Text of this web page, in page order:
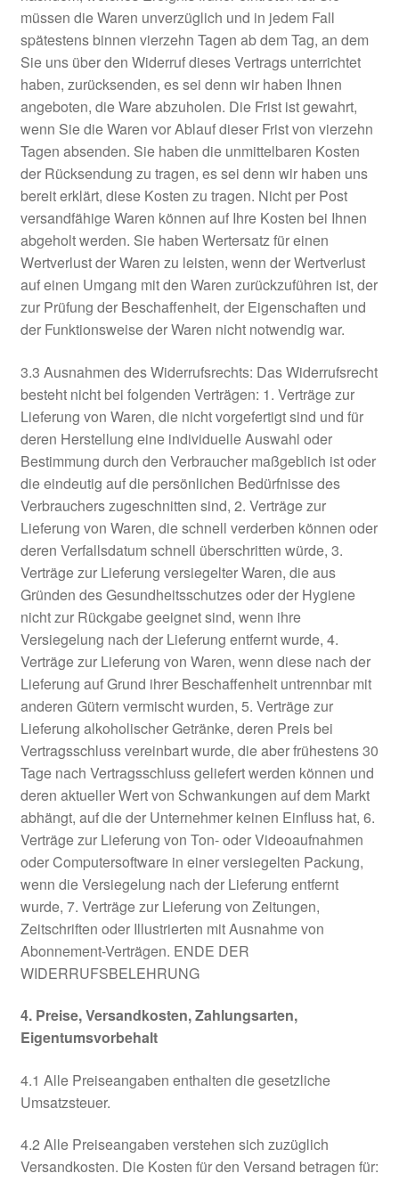
müssen die Waren unverzüglich und in jedem Fall
spätestens binnen vierzehn Tagen ab dem Tag, an dem
Sie uns über den Widerruf dieses Vertrags unterrichtet
haben, zurücksenden, es sei denn wir haben Ihnen
angeboten, die Ware abzuholen. Die Frist ist gewahrt,
wenn Sie die Waren vor Ablauf dieser Frist von vierzehn
Tagen absenden. Sie haben die unmittelbaren Kosten
der Rücksendung zu tragen, es sei denn wir haben uns
bereit erklärt, diese Kosten zu tragen. Nicht per Post
versandfähige Waren können auf Ihre Kosten bei Ihnen
abgeholt werden. Sie haben Wertersatz für einen
Wertverlust der Waren zu leisten, wenn der Wertverlust
auf einen Umgang mit den Waren zurückzuführen ist, der
zur Prüfung der Beschaffenheit, der Eigenschaften und
der Funktionsweise der Waren nicht notwendig war.
3.3 Ausnahmen des Widerrufsrechts: Das Widerrufsrecht
besteht nicht bei folgenden Verträgen: 1. Verträge zur
Lieferung von Waren, die nicht vorgefertigt sind und für
deren Herstellung eine individuelle Auswahl oder
Bestimmung durch den Verbraucher maßgeblich ist oder
die eindeutig auf die persönlichen Bedürfnisse des
Verbrauchers zugeschnitten sind, 2. Verträge zur
Lieferung von Waren, die schnell verderben können oder
deren Verfallsdatum schnell überschritten würde, 3.
Verträge zur Lieferung versiegelter Waren, die aus
Gründen des Gesundheitsschutzes oder der Hygiene
nicht zur Rückgabe geeignet sind, wenn ihre
Versiegelung nach der Lieferung entfernt wurde, 4.
Verträge zur Lieferung von Waren, wenn diese nach der
Lieferung auf Grund ihrer Beschaffenheit untrennbar mit
anderen Gütern vermischt wurden, 5. Verträge zur
Lieferung alkoholischer Getränke, deren Preis bei
Vertragsschluss vereinbart wurde, die aber frühestens 30
Tage nach Vertragsschluss geliefert werden können und
deren aktueller Wert von Schwankungen auf dem Markt
abhängt, auf die der Unternehmer keinen Einfluss hat, 6.
Verträge zur Lieferung von Ton- oder Videoaufnahmen
oder Computersoftware in einer versiegelten Packung,
wenn die Versiegelung nach der Lieferung entfernt
wurde, 7. Verträge zur Lieferung von Zeitungen,
Zeitschriften oder Illustrierten mit Ausnahme von
Abonnement-Verträgen. ENDE DER
WIDERRUFSBELEHRUNG
4. Preise, Versandkosten, Zahlungsarten,
Eigentumsvorbehalt
4.1 Alle Preiseangaben enthalten die gesetzliche
Umsatzsteuer.
4.2 Alle Preiseangaben verstehen sich zuzüglich
Versandkosten. Die Kosten für den Versand betragen für: